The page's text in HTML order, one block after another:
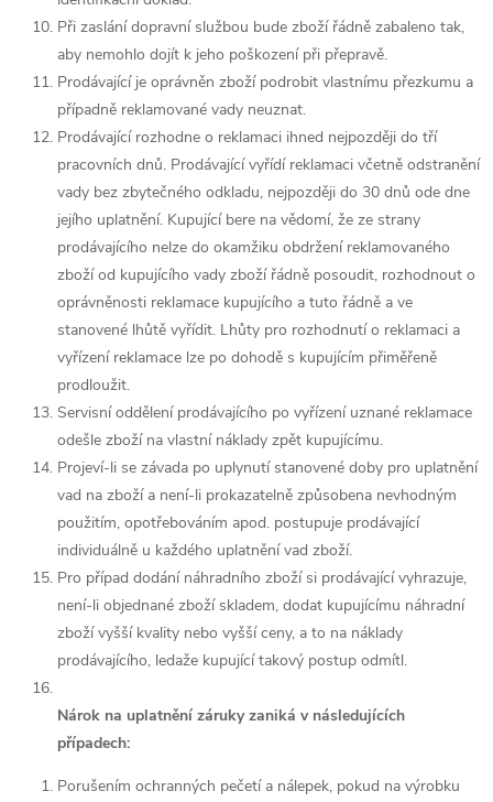
Při zaslání dopravní službou bude zboží řádně zabaleno tak,
aby nemohlo dojít k jeho poškození při přepravě.
Prodávající je oprávněn zboží podrobit vlastnímu přezkumu a
případně reklamované vady neuznat.
Prodávající rozhodne o reklamaci ihned nejpozději do tří
pracovních dnů. Prodávající vyřídí reklamaci včetně odstranění
vady bez zbytečného odkladu, nejpozději do 30 dnů ode dne
jejího uplatnění. Kupující bere na vědomí, že ze strany
prodávajícího nelze do okamžiku obdržení reklamovaného
zboží od kupujícího vady zboží řádně posoudit, rozhodnout o
oprávněnosti reklamace kupujícího a tuto řádně a ve
stanovené lhůtě vyřídit. Lhůty pro rozhodnutí o reklamaci a
vyřízení reklamace lze po dohodě s kupujícím přiměřeně
prodloužit.
Servisní oddělení prodávajícího po vyřízení uznané reklamace
odešle zboží na vlastní náklady zpět kupujícímu.
Projeví-li se závada po uplynutí stanovené doby pro uplatnění
vad na zboží a není-li prokazatelně způsobena nevhodným
použitím, opotřebováním apod. postupuje prodávající
individuálně u každého uplatnění vad zboží.
Pro případ dodání náhradního zboží si prodávající vyhrazuje,
není-li objednané zboží skladem, dodat kupujícímu náhradní
zboží vyšší kvality nebo vyšší ceny, a to na náklady
prodávajícího, ledaže kupující takový postup odmítl.
Nárok na uplatnění záruky zaniká v následujících
případech:
Porušením ochranných pečetí a nálepek, pokud na výrobku